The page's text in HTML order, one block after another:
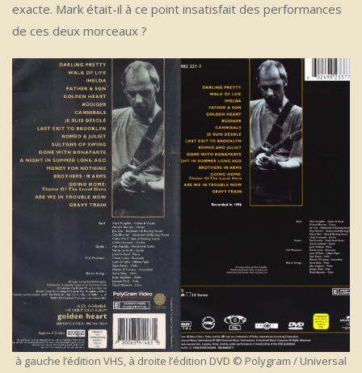
exacte. Mark était-il à ce point insatisfait des performances
de ces deux morceaux ?
à gauche l’édition VHS, à droite l’édition DVD © Polygram / Universal